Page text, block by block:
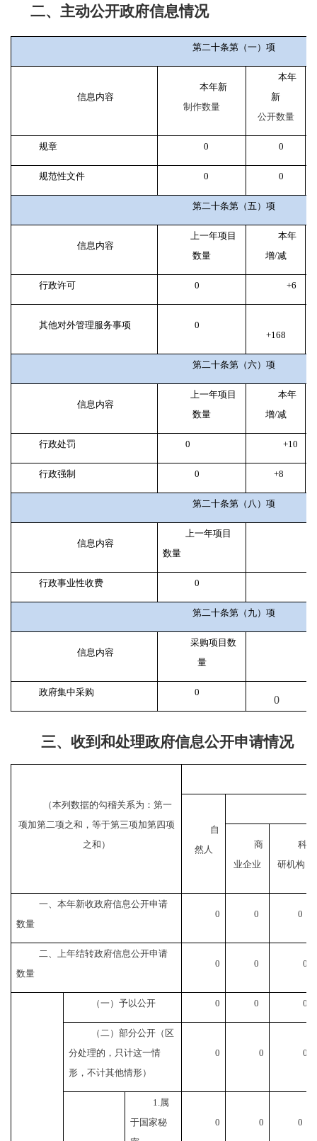
二、主动公开政府信息情况
第二十条第（一）项
信息内容
本年新
制作数量
本年
新
公开数量
规章 0 0
规范性文件 0 0
第二十条第（五）项
信息内容
上一年项目
数量
本年
增/减
行政许可 0 +6
其他对外管理服务事项
0
+168
第二十条第（六）项
信息内容
上一年项目
数量
本年
增/减
行政处罚 0 +10
行政强制 0 +8
第二十条第（八）项
信息内容
上一年项目
数量
行政事业性收费 0
第二十条第（九）项
信息内容
采购项目数
量
政府集中采购 0
0
三、收到和处理政府信息公开申请情况
（本列数据的勾稽关系为：第一
项加第二项之和，等于第三项加第四项
之和）
自
然人
商
业企业
科
研机构
一、本年新收政府信息公开申请
数量
0 0 0
二、上年结转政府信息公开申请
数量
0 0 0
（一）予以公开 0 0 0
（二）部分公开（区
分处理的，只计这一情
形，不计其他情形）
0 0 0
1.属
于国家秘
0 0 0